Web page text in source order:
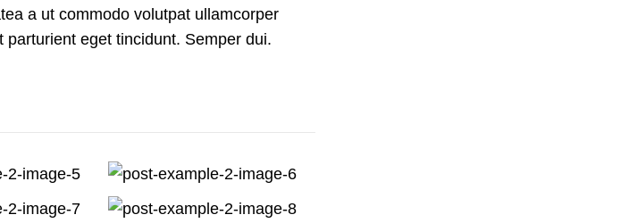
a ut commodo volutpat ullamcorper
eget tincidunt. Semper dui.